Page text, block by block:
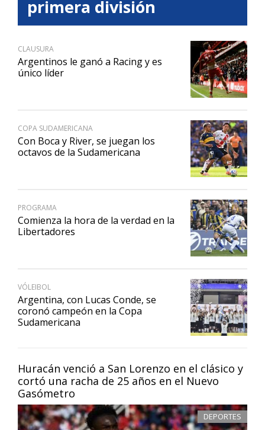
Huracán venció a San Lorenzo en el clásico y
cortó una racha de 25 años en el Nuevo
Gasómetro
DEPORTES
primera división
CLAUSURA
Argentinos le ganó a Racing y es
único líder
COPA SUDAMERICANA
Con Boca y River, se juegan los
octavos de la Sudamericana
PROGRAMA
Comienza la hora de la verdad en la
Libertadores
VÓLEIBOL
Argentina, con Lucas Conde, se
coronó campeón en la Copa
Sudamericana